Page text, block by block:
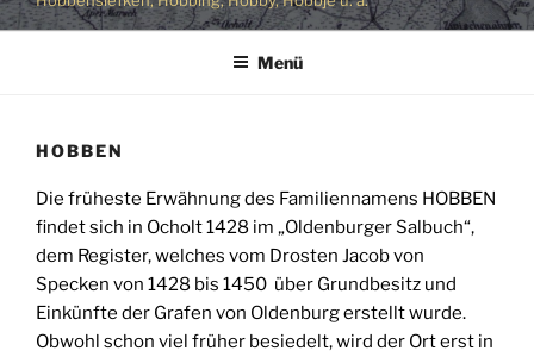
Menü
HOBBEN
Die früheste Erwähnung des Familiennamens HOBBEN
findet sich in Ocholt 1428 im „Oldenburger Salbuch“,
dem Register, welches vom Drosten Jacob von
Specken von 1428 bis 1450 über Grundbesitz und
Einkünfte der Grafen von Oldenburg erstellt wurde.
Obwohl schon viel früher besiedelt, wird der Ort erst in